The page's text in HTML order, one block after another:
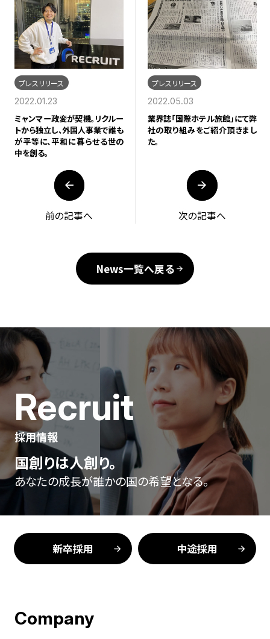
プレスリリース
2022.01.23
ミャンマー政変が契機。リクルー
トから独立し、外国人事業で誰も
が平等に、平和に暮らせる世の
中を創る。
前の記事へ
プレスリリース
2022.05.03
業界誌「国際ホテル旅館」にて弊
社の取り組みをご紹介頂きまし
た。
次の記事へ
News一覧へ戻る
Recruit
採用情報
国創りは人創り。
あなたの成長が誰かの国の希望となる。
新卒採用 中途採用
Company